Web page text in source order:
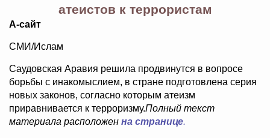
атеистов к террористам
А-сайт
СМИ/Ислам
Саудовская Аравия решила продвинутся в вопросе
борьбы с инакомыслием, в стране подготовлена серия
новых законов, согласно которым атеизм
приравнивается к терроризму.Полный текст
материала расположен на странице.